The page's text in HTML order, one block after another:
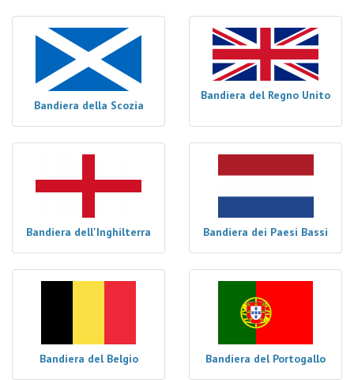
Bandiera della Scozia
Bandiera del Regno Unito
Bandiera dell'Inghilterra Bandiera dei Paesi Bassi
Bandiera del Belgio Bandiera del Portogallo